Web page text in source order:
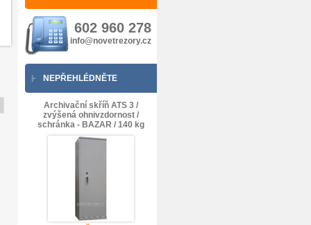
602 960 278
info@novetrezory.cz
NEPŘEHLÉDNĚTE
Archivační skříň ATS 3 /
zvýšená ohnivzdornost /
schránka - BAZAR / 140 kg